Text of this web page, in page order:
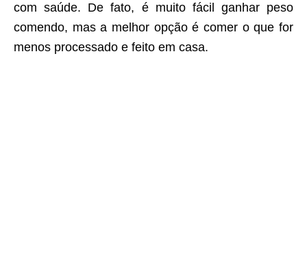
com saúde. De fato, é muito fácil ganhar peso
comendo, mas a melhor opção é comer o que for
menos processado e feito em casa.